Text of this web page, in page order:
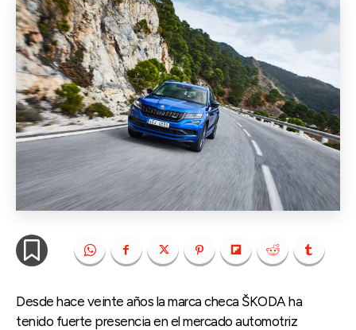
Desde hace veinte años la marca checa ŠKODA ha
tenido fuerte presencia en el mercado automotriz